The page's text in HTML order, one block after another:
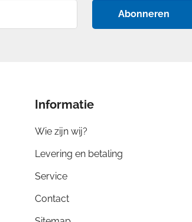
Abonneren
Informatie
Wie zijn wij?
Levering en betaling
Service
Contact